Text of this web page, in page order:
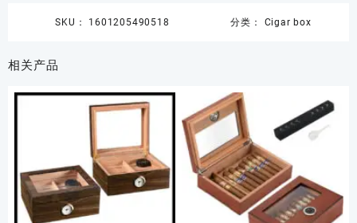
SKU： 1601205490518 分类： Cigar box
相关产品